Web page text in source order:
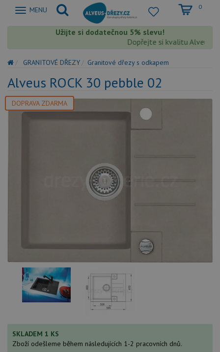
Zobrazit
MENU 0
Užijte si dodatečnou 5% slevu!
Dopřejte si kvalitu Alveus s
GRANITOVÉ DŘEZY Granitové dřezy s odkapem
Alveus ROCK 30 pebble 02
DOPRAVA ZDARMA
SKLADEM 1 KS
Zboží odešleme během následujících 1-2 pracovních dnů.